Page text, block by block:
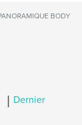
BODY
| Dernier